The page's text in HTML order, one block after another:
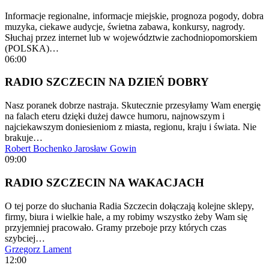
Informacje regionalne, informacje miejskie, prognoza pogody, dobra
muzyka, ciekawe audycje, świetna zabawa, konkursy, nagrody.
Słuchaj przez internet lub w województwie zachodniopomorskiem
(POLSKA)…
06:00
RADIO SZCZECIN NA DZIEŃ DOBRY
Nasz poranek dobrze nastraja. Skutecznie przesyłamy Wam energię
na falach eteru dzięki dużej dawce humoru, najnowszym i
najciekawszym doniesieniom z miasta, regionu, kraju i świata. Nie
brakuje…
Robert Bochenko Jarosław Gowin
09:00
RADIO SZCZECIN NA WAKACJACH
O tej porze do słuchania Radia Szczecin dołączają kolejne sklepy,
firmy, biura i wielkie hale, a my robimy wszystko żeby Wam się
przyjemniej pracowało. Gramy przeboje przy których czas
szybciej…
Grzegorz Lament
12:00